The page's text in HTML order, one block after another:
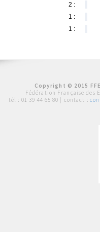
2 :
1 :
1 :
Copyright © 2015
Fédération Française des
tél : 01 39 44 65 80 | contact :